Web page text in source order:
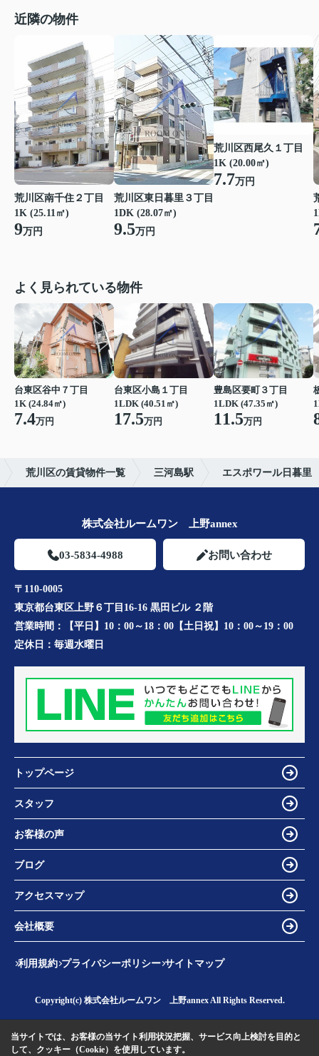
近隣の物件
荒川区南千住２丁目
1K (25.11㎡)
9万円
荒川区東日暮里３丁目
1DK (28.07㎡)
9.5万円
荒川区西尾久１丁目
1K (20.00㎡)
7.7万円
よく見られている物件
台東区谷中７丁目
1K (24.84㎡)
7.4万円
台東区小島１丁目
1LDK (40.51㎡)
17.5万円
豊島区要町３丁目
1LDK (47.35㎡)
11.5万円
荒川区の賃貸物件一覧 三河島駅 エスポワール日暮里
株式会社ルームワン 上野annex
03-5834-4988 お問い合わせ
〒110-0005
東京都台東区上野６丁目16-16 黒田ビル ２階
営業時間：
【平日】10：00～18：00【土日祝】10：00～19：00
定休日： 毎週水曜日
トップページ
スタッフ
お客様の声
ブログ
アクセスマップ
会社概要
利用規約 プライバシーポリシー サイトマップ
Copyright(c) 株式会社ルームワン 上野annex All Rights Reserved.
当サイトでは、お客様の当サイト利用状況把握、サービス向上検討を目的と
して、クッキー（Cookie）を使用しています。